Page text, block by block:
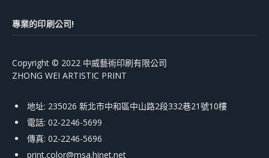
專業的印刷公司!
Copyright © 2022 中威藝術印刷有限公司
ZHONG WEI ARTISTIC PRINT
地址: 235026 新北市中和區中山路2段332巷21號10樓
電話: 02-2246-5699
傳真: 02-2246-5696
print.color@msa.hinet.net